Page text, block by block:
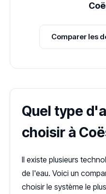
Comparer les
Quel type
choisir à
Il existe plusieurs
de l'eau. Voici un
choisir le système le